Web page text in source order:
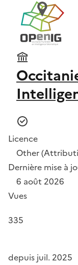
Licence
Other
Dernière mise à
6 août 2026
Vues
335
depuis juil. 2025